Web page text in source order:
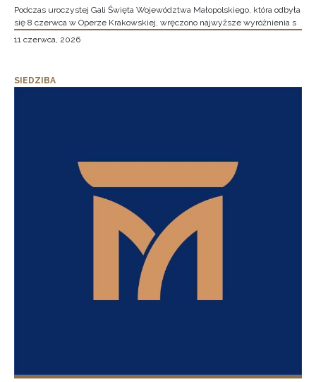
Podczas uroczystej Gali Święta Województwa Małopolskiego, która odbyła
się 8 czerwca w Operze Krakowskiej, wręczono najwyższe wyróżnienia s
11 czerwca, 2026
SIEDZIBA